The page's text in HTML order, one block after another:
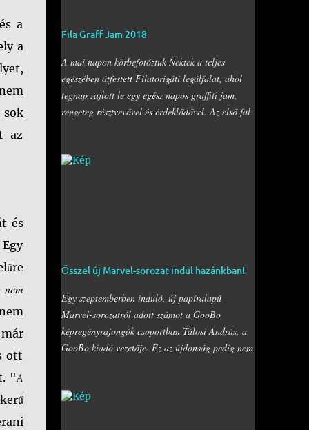
a
a
sok
az
és
nem
ott
"A
Fila Graff Jam 2018
A mai napon körbefotóztuk Nektek a teljes
egészében átfestett Filatorigáti legálfalat, ahol
tegnap zajlott le egy egész napos graffiti jam,
rengeteg résztvevővel és érdeklődővel. Az első fal
is szaporítanám szót, csekkoljátok a több mint 60
Ősszel új Marvel-sorozat indul hazánkban!
Egy szeptemberben induló, új papíralapú
Marvel-sorozatról adott számot a GooBo
képregényrajongók csoportban Tálosi András, a
GooBo kiadó vezetője. Ez az újdonság pedig nem
megélt magazin, melynek minden része egy 20